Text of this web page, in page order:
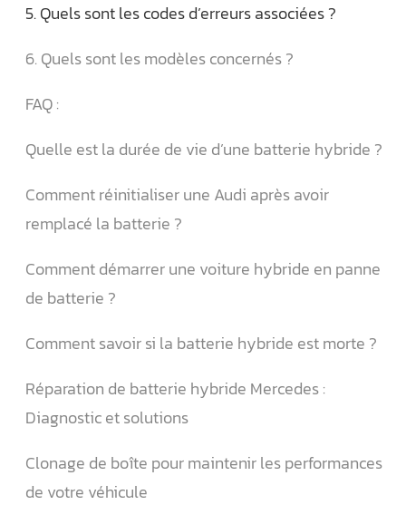
5. Quels sont les codes d’erreurs associées ?
6. Quels sont les modèles concernés ?
FAQ :
Quelle est la durée de vie d’une batterie hybride ?
Comment réinitialiser une Audi après avoir
remplacé la batterie ?
Comment démarrer une voiture hybride en panne
de batterie ?
Comment savoir si la batterie hybride est morte ?
Réparation de batterie hybride Mercedes :
Diagnostic et solutions
Clonage de boîte pour maintenir les performances
de votre véhicule